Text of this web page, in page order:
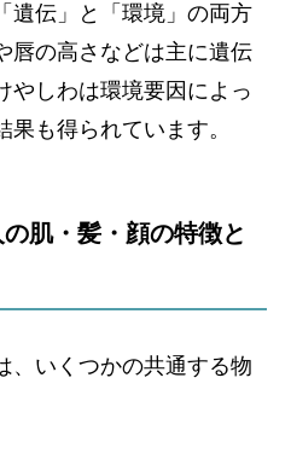
遺伝」と「環境」の両方
唇の高さなどは主に遺伝
やしわは環境要因によっ
も得られています。
肌・髪・顔の特徴と
、いくつかの共通する物